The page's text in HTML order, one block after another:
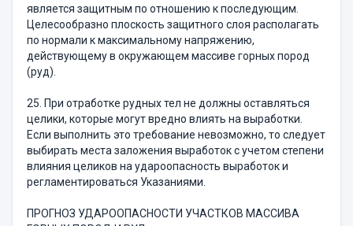
является защитным по отношению к последующим.
Целесообразно плоскость защитного слоя располагать
по нормали к максимальному напряжению,
действующему в окружающем массиве горных пород
(руд).
25. При отработке рудных тел не должны оставляться
целики, которые могут вредно влиять на выработки.
Если выполнить это требование невозможно, то следует
выбирать места заложения выработок с учетом степени
влияния целиков на удароопасность выработок и
регламентироваться Указаниями.
ПРОГНОЗ УДАРООПАСНОСТИ УЧАСТКОВ МАССИВА